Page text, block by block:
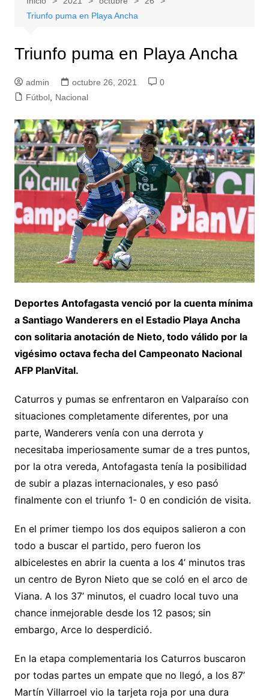
Triunfo puma en Playa Ancha
Triunfo puma en Playa Ancha
admin octubre 26, 2021
0
Fútbol, Nacional
Deportes Antofagasta venció por la cuenta mínima
a Santiago Wanderers en el Estadio Playa Ancha
con solitaria anotación de Nieto, todo válido por la
vigésimo octava fecha del Campeonato Nacional
AFP PlanVital.
Caturros y pumas se enfrentaron en Valparaíso con
situaciones completamente diferentes, por una
parte, Wanderers venía con una derrota y
necesitaba imperiosamente sumar de a tres puntos,
por la otra vereda, Antofagasta tenía la posibilidad
de subir a plazas internacionales, y eso pasó
finalmente con el triunfo 1- 0 en condición de visita.
En el primer tiempo los dos equipos salieron a con
todo a buscar el partido, pero fueron los
albicelestes en abrir la cuenta a los 4’ minutos tras
un centro de Byron Nieto que se coló en el arco de
Viana. A los 37’ minutos, el cuadro local tuvo una
chance inmejorable desde los 12 pasos; sin
embargo, Arce lo desperdició.
En la etapa complementaria los Caturros buscaron
por todas partes un empate que no llegó, a los 87’
Martín Villarroel vio la tarjeta roja por una dura